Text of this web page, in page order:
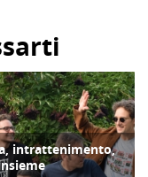
intrattenimento,